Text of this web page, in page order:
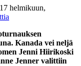
17 helmikuun,
Kanada vei neljä
Jenni Hiirikoski
Jenner valittiin